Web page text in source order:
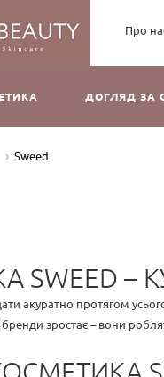
Про
ДОГЛЯД ЗА
Sweed
SWEED
акуратно протягом
бренди зростає – вони